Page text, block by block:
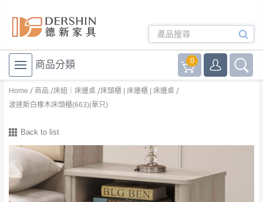
商品分類 0
Home 商品 床組｜床邊桌 床頭櫃 | 床邊櫃 | 床邊桌
波達斯白橡木床頭櫃(663)(單只)
Back to list